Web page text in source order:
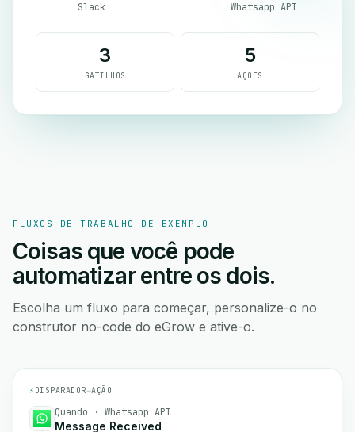
Slack Whatsapp API
3
GATILHOS
5
AÇÕES
FLUXOS DE TRABALHO DE EXEMPLO
Coisas que você pode
automatizar entre os dois.
Escolha um fluxo para começar, personalize-o no
construtor no-code do eGrow e ative-o.
⚡ DISPARADOR→AÇÃO
Quando · Whatsapp API
Message Received